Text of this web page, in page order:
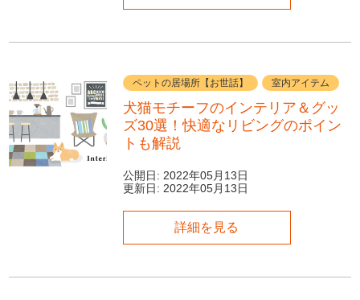
ペットの居場所【お世話】 室内アイテム
犬猫モチーフのインテリア＆グッ
ズ30選！快適なリビングのポイン
トも解説
公開日: 2022年05月13日
更新日: 2022年05月13日
詳細を見る